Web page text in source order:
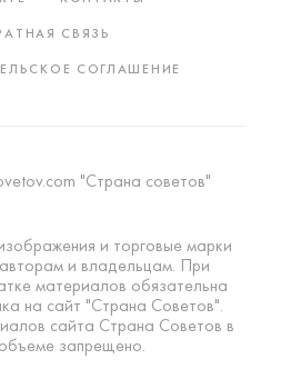
СВЯЗЬ
СОГЛАШЕНИЕ
"Страна советов"
и торговые марки
и владельцам. При
материалов обязательна
на сайт "Страна Советов".
сайта Страна Советов в
запрещено.